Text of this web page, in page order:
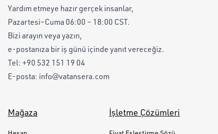
Yardım etmeye hazır gerçek insanlar,
Pazartesi–Cuma 06:00 – 18:00 CST.
Bizi arayın veya yazın,
e-postanıza bir iş günü içinde yanıt vereceğiz.
Tel: +90 532 151 19 04
E-posta: info@vatansera.com
Mağaza İşletme Çözümleri